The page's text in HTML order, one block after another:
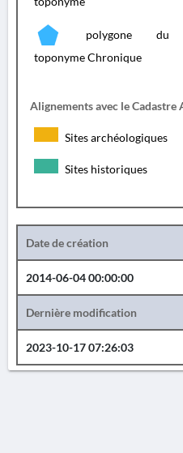
polygone du
toponyme Chronique
Alignements avec le Cadastre
Sites archéologiques
Sites historiques
Date de création
2014-06-04 00:00:00
Dernière modification
2023-10-17 07:26:03